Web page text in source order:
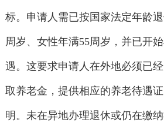
标。申请人需已按国家法定年龄
周岁、女性年满55周岁，并已开
遇。这要求申请人在外地必须已
取养老金，提供相应的养老待遇
明。未在异地办理退休或仍在缴